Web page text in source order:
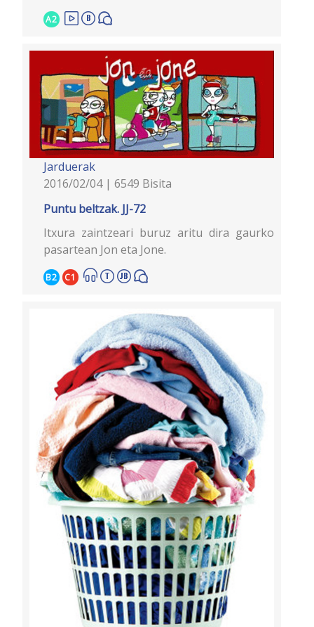
A2
Jarduerak
2016/02/04 | 6549 Bisita
Puntu beltzak. JJ-72
Itxura zaintzeari buruz aritu dira gaurko
pasartean Jon eta Jone.
B2 C1